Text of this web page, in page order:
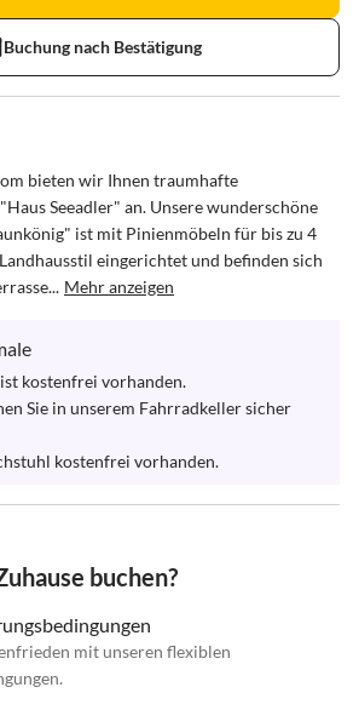
Buchung nach Bestätigung
bieten wir Ihnen traumhafte
Seeadler" an. Unsere wunderschöne
ist mit Pinienmöbeln für bis zu 4
eingerichtet und befinden sich
Mehr anzeigen
kostenfrei vorhanden.
Sie in unserem Fahrradkeller sicher
kostenfrei vorhanden.
buchen?
mit unseren flexiblen